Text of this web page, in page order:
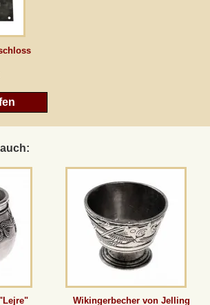
Wikingerbecher von Jelling
Vertrag wiederrufen
Verpackungskosten, zggl. Versandkosten und zzgl.
Ländern). Durchgestrichene Preise entsprechen dem
Zur klassischen Website